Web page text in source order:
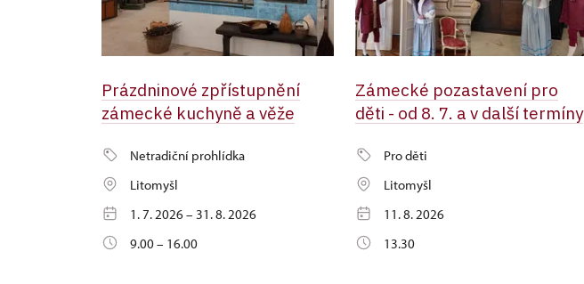
Prázdninové zpřístupnění
zámecké kuchyně a věže
Netradiční prohlídka
Litomyšl
1. 7. 2026 – 31. 8. 2026
9.00 – 16.00
Zámecké pozastavení pro
děti - od 8. 7. a v další termíny
Pro děti
Litomyšl
11. 8. 2026
13.30